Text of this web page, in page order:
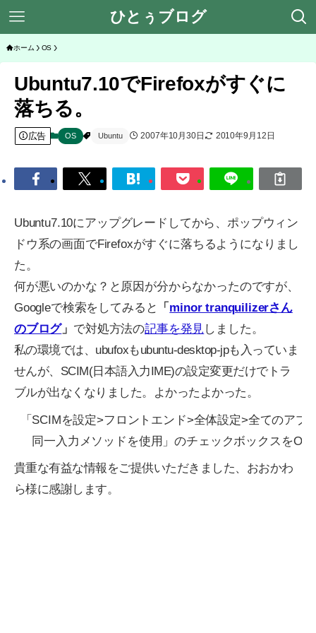
ひとぅブログ
ホーム OS
Ubuntu7.10でFirefoxがすぐに
落ちる。
広告 OS Ubuntu 2007年10月30日 2010年9月12日
Ubuntu7.10にアップグレードしてから、ポップウィン
ドウ系の画面でFirefoxがすぐに落ちるようになりまし
た。
何が悪いのかな？と原因が分からなかったのですが、
Googleで検索をしてみると
「 minor tranquilizerさん
のブログ」 で対処方法の記事を発見 しました。
私の環境では、ubufoxもubuntu-desktop-jpも入っていま
せんが、SCIM(日本語入力IME)の設定変更だけでトラ
ブルが出なくなりました。よかったよかった。
「SCIMを設定>フロントエンド>全体設定>全てのアプ
貴重な有益な情報をご提供いただきました、おおかわ
ら様に感謝します。